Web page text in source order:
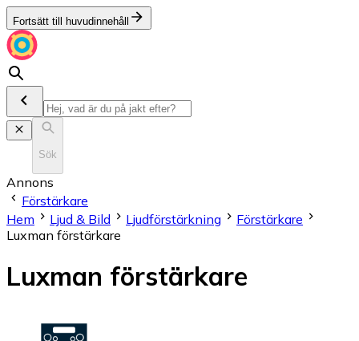
Fortsätt till huvudinnehåll
Sök
Annons
Förstärkare
Hem
Ljud & Bild Ljudförstärkning
Förstärkare
Luxman förstärkare
Luxman förstärkare